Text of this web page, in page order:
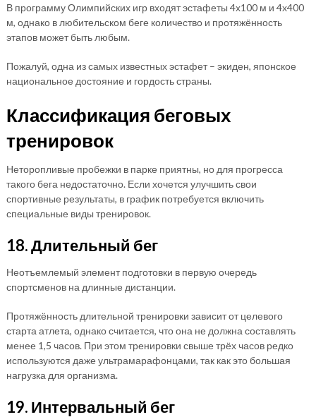
В программу Олимпийских игр входят эстафеты 4х100 м и 4х400
м, однако в любительском беге количество и протяжённость
этапов может быть любым.
Пожалуй, одна из самых известных эстафет – экиден, японское
национальное достояние и гордость страны.
Классификация беговых
тренировок
Неторопливые пробежки в парке приятны, но для прогресса
такого бега недостаточно. Если хочется улучшить свои
спортивные результаты, в график потребуется включить
специальные виды тренировок.
18. Длительный бег
Неотъемлемый элемент подготовки в первую очередь
спортсменов на длинные дистанции.
Протяжённость длительной тренировки зависит от целевого
старта атлета, однако считается, что она не должна составлять
менее 1,5 часов. При этом тренировки свыше трёх часов редко
используются даже ультрамарафонцами, так как это большая
нагрузка для организма.
19. Интервальный бег